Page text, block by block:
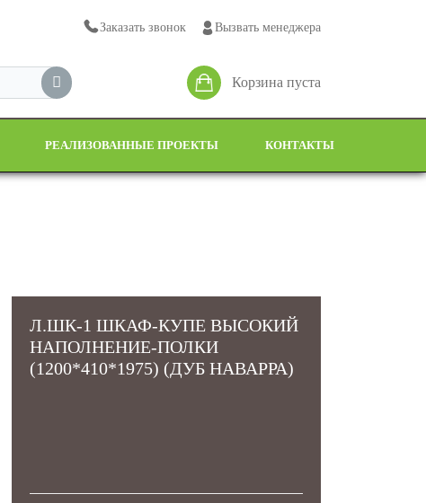
Заказать звонок Вызвать менеджера
Корзина пуста
РЕАЛИЗОВАННЫЕ ПРОЕКТЫ КОНТАКТЫ
Л.ШК-1 ШКАФ-КУПЕ ВЫСОКИЙ
НАПОЛНЕНИЕ-ПОЛКИ
(1200*410*1975) (ДУБ НАВАРРА)